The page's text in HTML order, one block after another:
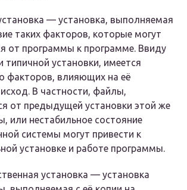
— установка, выполняемая
таких факторов, которые могут
от программы к программе. Ввиду
типичной установки, имеется
факторов, влияющих на её
В частности, файлы,
от предыдущей установки этой же
или нестабильное состояние
системы могут привести к
установке и работе программы.
установка — установка